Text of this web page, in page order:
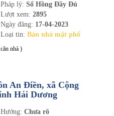
Pháp lý: Sổ Hồng Đầy Đủ
Lượt xem: 2895
Ngày đăng: 17-04-2023
Loại tin: Bán nhà mặt phố
nhà )
An Điền, xã Cộng
Hải Dương
Hướng: Chưa rõ